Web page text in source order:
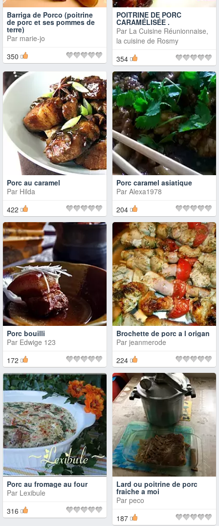
Barriga de Porco (poitrine
de porc et ses pommes de
terre)
Par marie-jo
350
POITRINE DE PORC
CARAMÉLISÉE .
Par La Cuisine Réunionnaise,
la cuisine de Rosmy
354
Porc au caramel
Par Hilda
422
Porc caramel asiatique
Par Alexa1978
204
Porc bouilli
Par Edwige 123
172
Brochette de porc a l origan
Par jeanmerode
224
Porc au fromage au four
Par Lexibule
316
Lard ou poitrine de porc
fraiche a moi
Par peco
187